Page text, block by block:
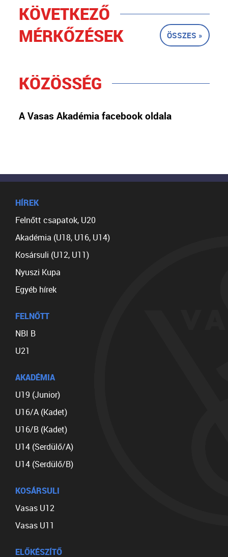
KÖVETKEZŐ
MÉRKŐZÉSEK
ÖSSZES »
KÖZÖSSÉG
A Vasas Akadémia facebook oldala
HÍREK
Felnőtt csapatok, U20
Akadémia (U18, U16, U14)
Kosársuli (U12, U11)
Nyuszi Kupa
Egyéb hírek
FELNŐTT
NBI B
U21
AKADÉMIA
U19 (Junior)
U16/A (Kadet)
U16/B (Kadet)
U14 (Serdülő/A)
U14 (Serdülő/B)
KOSÁRSULI
Vasas U12
Vasas U11
ELŐKÉSZÍTŐ